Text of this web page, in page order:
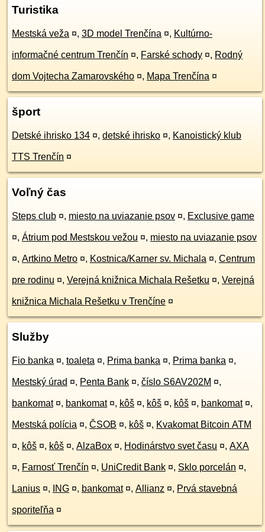
Turistika
Mestská veža ¤, 3D model Trenčína ¤, Kultúrno-
informačné centrum Trenčín ¤, Farské schody ¤, Rodný
dom Vojtecha Zamarovského ¤, Mapa Trenčína ¤
šport
Detské ihrisko 134 ¤, detské ihrisko ¤, Kanoistický klub
TTS Trenčín ¤
Voľný čas
Steps club ¤, miesto na uviazanie psov ¤, Exclusive game
¤, Átrium pod Mestskou vežou ¤, miesto na uviazanie psov
¤, Artkino Metro ¤, Kostnica/Karner sv. Michala ¤, Centrum
pre rodinu ¤, Verejná knižnica Michala Rešetku ¤, Verejná
knižnica Michala Rešetku v Trenčíne ¤
Služby
Fio banka ¤, toaleta ¤, Prima banka ¤, Prima banka ¤,
Mestský úrad ¤, Penta Bank ¤, číslo S6AV202M ¤,
bankomat ¤, bankomat ¤, kôš ¤, kôš ¤, kôš ¤, bankomat ¤,
Mestská polícia ¤, ČSOB ¤, kôš ¤, Kvakomat Bitcoin ATM
¤, kôš ¤, kôš ¤, AlzaBox ¤, Hodinárstvo svet času ¤, AXA
¤, Farnosť Trenčín ¤, UniCredit Bank ¤, Sklo porcelán ¤,
Lanius ¤, ING ¤, bankomat ¤, Allianz ¤, Prvá stavebná
sporiteľňa ¤